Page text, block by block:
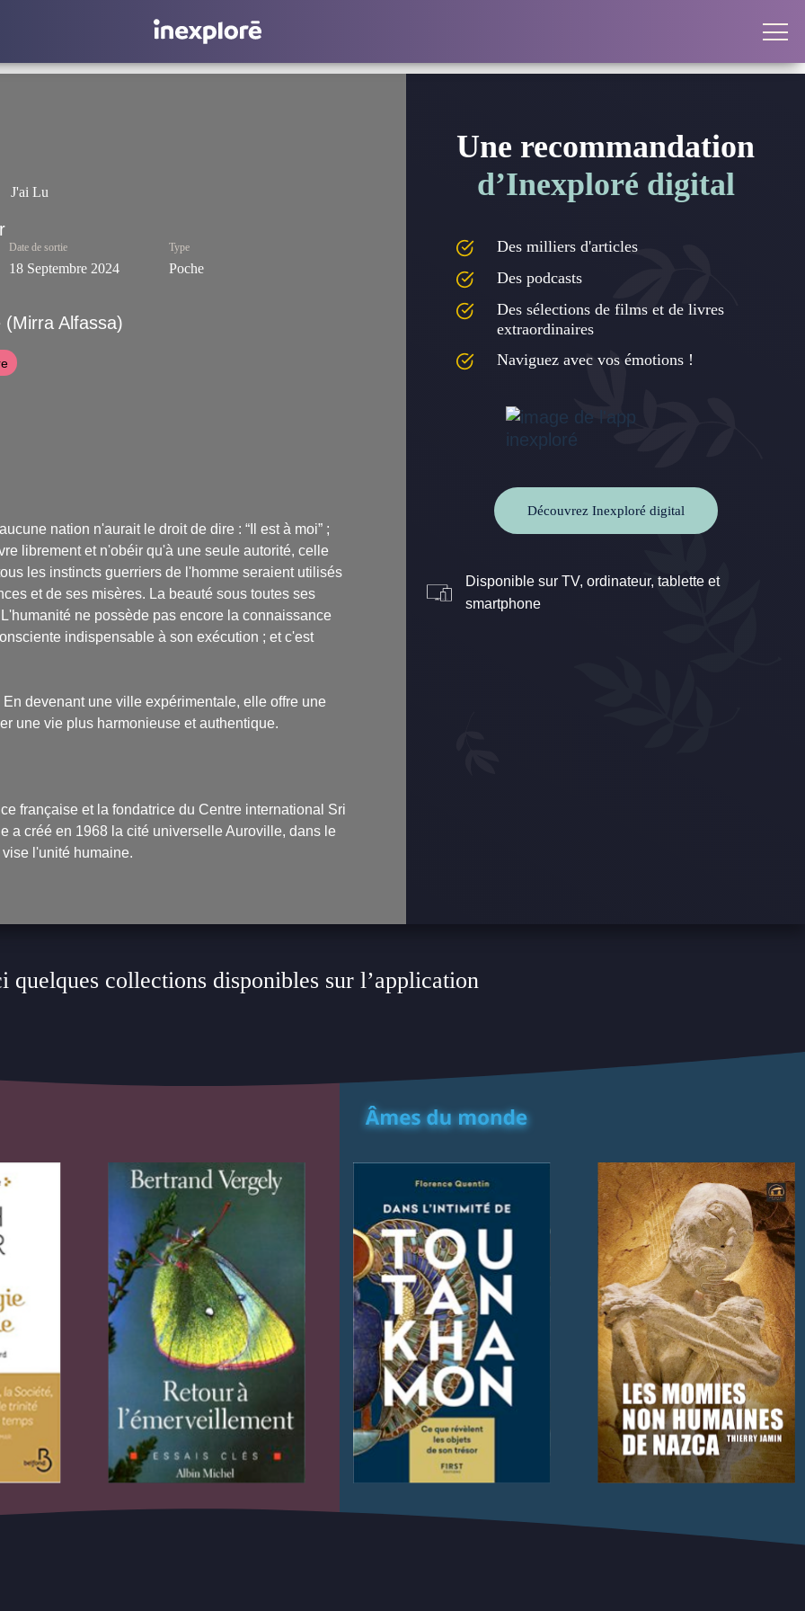
J'ai Lu
Date de sortie
18 Septembre 2024
Type
Poche
(Mirra Alfassa)
nation n'aurait le droit de dire : “Il est à moi” ;
librement et n'obéir qu'à une seule autorité, celle
les instincts guerriers de l'homme seraient utilisés
et de ses misères. La beauté sous toutes ses
ne possède pas encore la connaissance
indispensable à son exécution ; et c'est
devenant une ville expérimentale, elle offre une
une vie plus harmonieuse et authentique.
française et la fondatrice du Centre international Sri
a créé en 1968 la cité universelle Auroville, dans le
l'unité humaine.
Une recommandation
d’Inexploré digital
Des milliers d'articles
Des podcasts
Des sélections de films et de livres
extraordinaires
Naviguez avec vos émotions !
Découvrez Inexploré digital
Disponible sur TV, ordinateur, tablette et
smartphone
quelques collections disponibles sur l’application